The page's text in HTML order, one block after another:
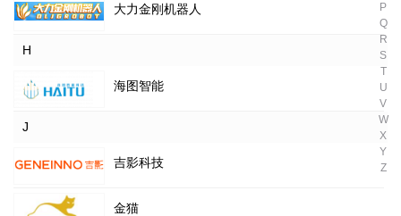
P
Q
R
S
T
U
V
W
X
Y
Z
大力金刚机器人
H
海图智能
J
吉影科技
金猫